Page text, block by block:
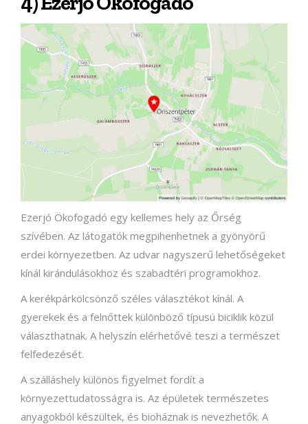
Ezerjó Ökofogadó egy kellemes hely az Őrség
szívében. Az látogatók megpihenhetnek a gyönyörű
erdei környezetben. Az udvar nagyszerű lehetőségeket
kínál kirándulásokhoz és szabadtéri programokhoz.
A kerékpárkölcsönző széles választékot kínál. A
gyerekek és a felnőttek különböző típusú biciklik közül
választhatnak. A helyszín elérhetővé teszi a természet
felfedezését.
A szálláshely különös figyelmet fordít a
környezettudatosságra is. Az épületek természetes
anyagokból készültek, és bioháznak is nevezhetők. A